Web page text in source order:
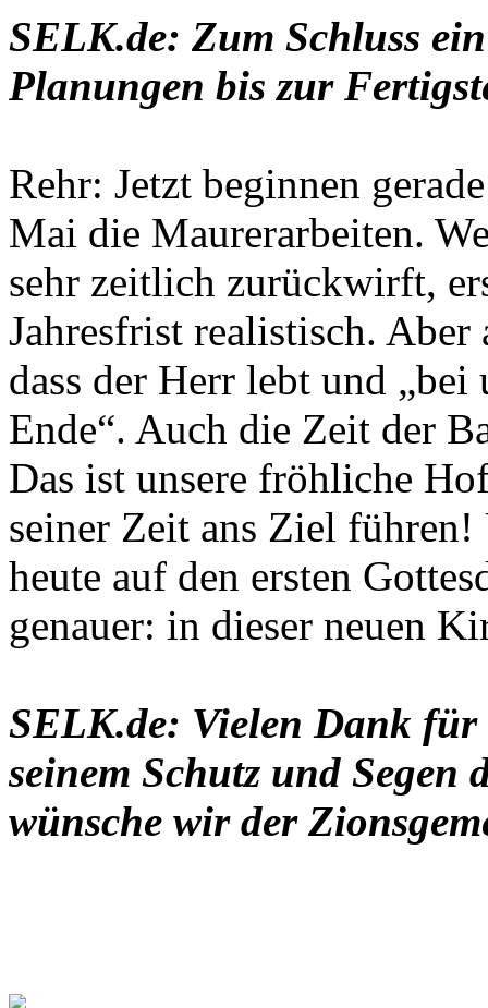
SELK.de: Zum Schluss
Planungen bis zur
Rehr: Jetzt beginnen
Mai die Maurerarbeiten.
sehr zeitlich zurückwirft,
Jahresfrist realistisch.
dass der Herr lebt und
Ende“. Auch die Zeit der
Das ist unsere fröhliche
seiner Zeit ans Ziel
heute auf den ersten
genauer: in dieser neuen
SELK.de: Vielen Dank
seinem Schutz und Segen
wünsche wir der